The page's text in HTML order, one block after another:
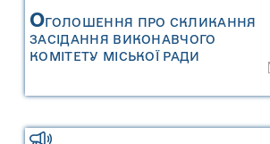
ОГОЛОШЕННЯ ПРО СКЛИКАННЯ
ЗАСІДАННЯ ВИКОНАВЧОГО
КОМІТЕТУ МІСЬКОЇ РАДИ